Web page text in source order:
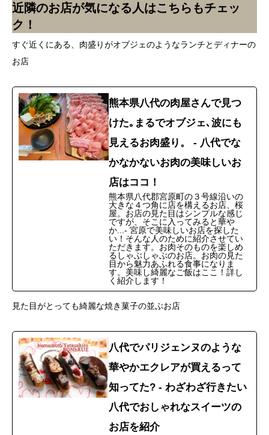
近隣のお店が気になる人はこちらもチェッ
ク！
すぐ近くにある、肉盛りがオブジェのようなランチとディナーの
お店
熊本県八代の肉屋さんで見つ
けた｡まるでオブジェ､波にも
見えるお肉盛り。 - 八代でな
かなかないお肉の美味しいお
店はココ！
熊本県八代郡宮原町の３号線沿いの
大きな４つ角に店を構えるお店、桜
屋。お店の見た目はシンプルな感じ
ですが、そこに入ってみると華や
か...- 宮原で美味しいお店を探した
い！そんな人のために紹介させてい
ただきます。お肉そのものを楽しめ
るしゃぶしゃぶのお店。お肉の見た
目から魅力あふれる食事になりま
す。美味し綺麗なご飯はここ！詳し
く紹介します！
見た目がとっても綺麗な焼き菓子の並ぶお店
八代でパリジェンヌのような
華やかエクレアが買えるって
知ってた? - わざわざ行きたい
八代でおしゃれなスイーツの
お店を紹介